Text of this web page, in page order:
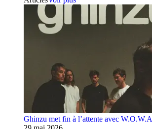
Ghinzu met fin à l’attente avec W.O.W.A